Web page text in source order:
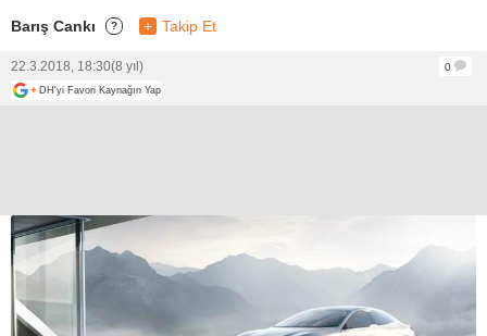
Barış Cankı ? + Takip Et
22.3.2018, 18:30(8 yıl)
0
+ DH'yi Favori Kaynağın Yap